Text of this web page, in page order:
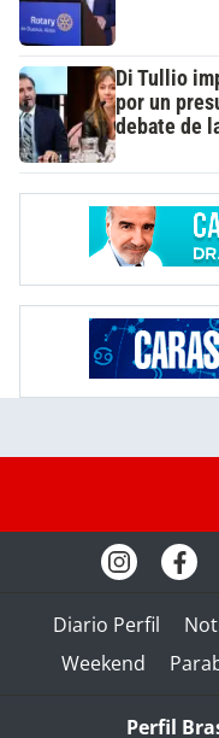
Di Tullio
por un
debate de
Diario Perfil
Weekend
Perfil